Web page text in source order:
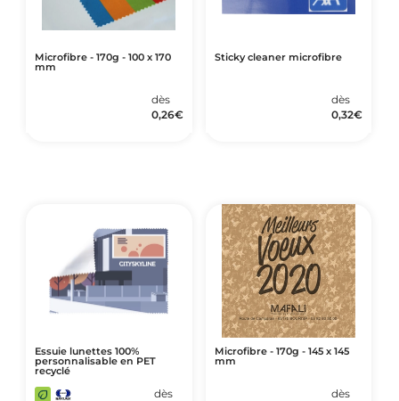
Microfibre - 170g - 100 x 170
mm
dès
0,26€
Sticky cleaner microfibre
dès
0,32€
Essuie lunettes 100%
personnalisable en PET
recyclé
dès
Microfibre - 170g - 145 x 145
mm
dès